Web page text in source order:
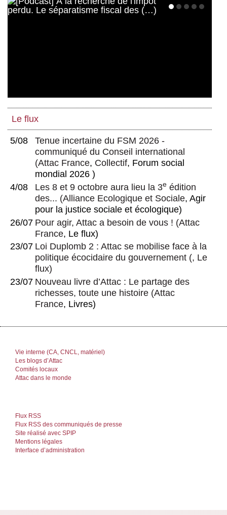
Le flux
5/08
Tenue incertaine du FSM 2026 -
communiqué du Conseil international
(Attac France, Collectif, Forum social
mondial 2026 )
4/08
Les 8 et 9 octobre aura lieu la 3e édition
des... (Alliance Ecologique et Sociale, Agir
pour la justice sociale et écologique)
26/07 Pour agir, Attac a besoin de vous ! (Attac
France, Le flux)
23/07 Loi Duplomb 2 : Attac se mobilise face à la
politique écocidaire du gouvernement (, Le
flux)
23/07 Nouveau livre d’Attac : Le partage des
richesses, toute une histoire (Attac
France, Livres)
Vie interne (CA, CNCL, matériel)
Les blogs d’Attac
Comités locaux
Attac dans le monde
Flux RSS
Flux RSS des communiqués de presse
Site réalisé avec SPIP
Mentions légales
Interface d’administration